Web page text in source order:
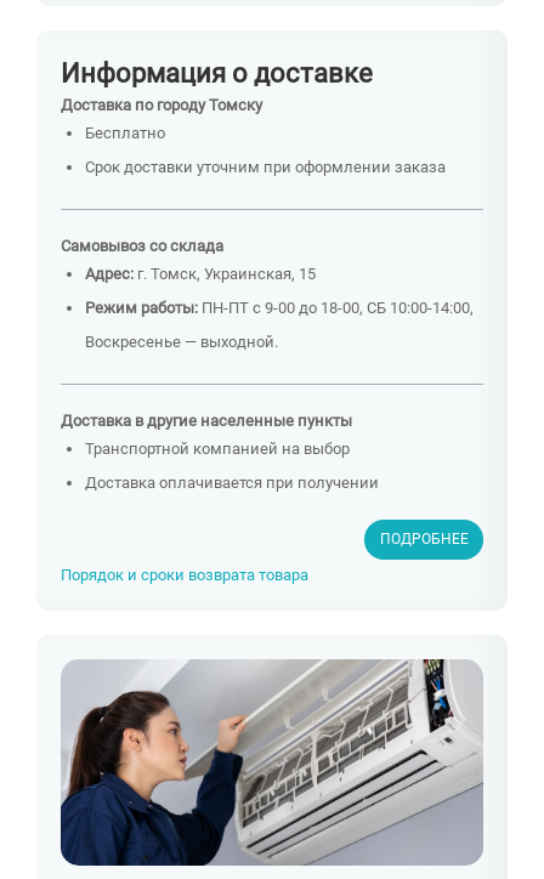
Информация о доставке
Доставка по городу Томску
Бесплатно
Срок доставки уточним при оформлении заказа
Самовывоз со склада
Адрес: г. Томск, Украинская, 15
Режим работы: ПН-ПТ с 9-00 до 18-00, СБ 10:00-14:00,
Воскресенье — выходной.
Доставка в другие населенные пункты
Транспортной компанией на выбор
Доставка оплачивается при получении
ПОДРОБНЕЕ
Порядок и сроки возврата товара